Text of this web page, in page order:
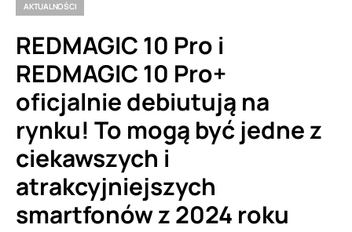
AKTUALNOŚCI
REDMAGIC 10 Pro i
REDMAGIC 10 Pro+
oficjalnie debiutują na
rynku! To mogą być jedne z
ciekawszych i
atrakcyjniejszych
smartfonów z 2024 roku